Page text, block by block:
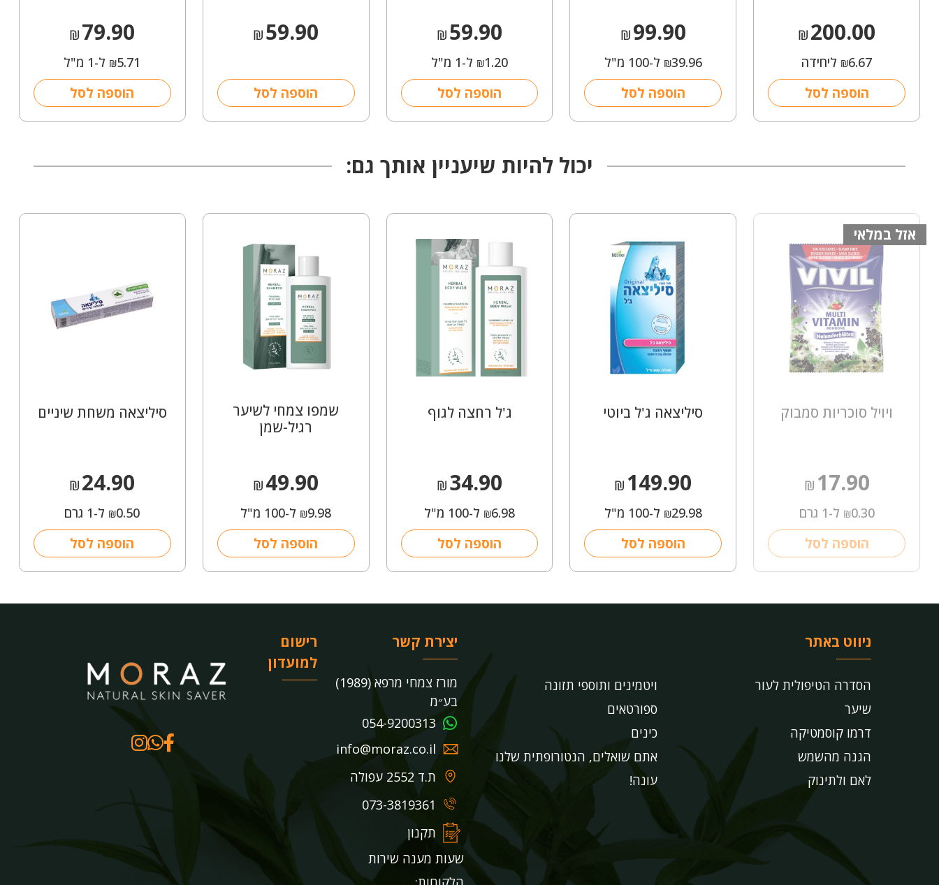
₪200.00
₪6.67 ליחידה
הוספה לסל
₪99.90
₪39.96 ל-100 מ"ל
הוספה לסל
₪59.90
₪1.20 ל-1 מ"ל
הוספה לסל
₪59.90
הוספה לסל
₪79.90
₪5.71 ל-1 מ"ל
הוספה לסל
יכול להיות שיעניין אותך גם:
אזל במלאי
ויויל סוכריות סמבוק
₪ 17.90
₪0.30 ל-1 גרם
הוספה לסל
סיליצאה ג'ל ביוטי
₪ 149.90
₪29.98 ל-100 מ"ל
הוספה לסל
ג'ל רחצה לגוף
₪34.90
₪6.98 ל-100 מ"ל
הוספה לסל
שמפו צמחי לשיער
רגיל-שמן
₪49.90
₪9.98 ל-100 מ"ל
הוספה לסל
סיליצאה משחת שיניים
₪24.90
₪0.50 ל-1 גרם
הוספה לסל
ניווט באתר
הסדרה הטיפולית לעור
שיער
דרמו קוסמטיקה
הגנה מהשמש
לאם ולתינוק
ויטמינים ותוספי תזונה
ספורטאים
כינים
אתם שואלים, הנטורופתית שלנו
עונה!
יצירת קשר
מורז צמחי מרפא (1989)
בע״מ
054-9200313
info@moraz.co.il
ת.ד 2552 עפולה
073-3819361
תקנון
שעות מענה שירות
רישום
למועדון